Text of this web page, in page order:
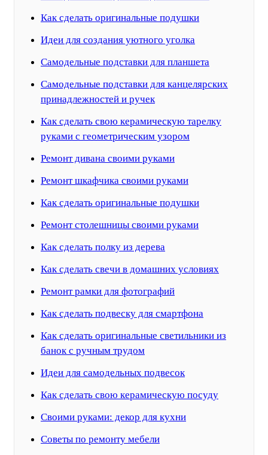
Как сделать оригинальные подушки
Идеи для создания уютного уголка
Самодельные подставки для планшета
Самодельные подставки для канцелярских
принадлежностей и ручек
Как сделать свою керамическую тарелку
руками с геометрическим узором
Ремонт дивана своими руками
Ремонт шкафчика своими руками
Как сделать оригинальные подушки
Ремонт столешницы своими руками
Как сделать полку из дерева
Как сделать свечи в домашних условиях
Ремонт рамки для фотографий
Как сделать подвеску для смартфона
Как сделать оригинальные светильники из
банок с ручным трудом
Идеи для самодельных подвесок
Как сделать свою керамическую посуду
Своими руками: декор для кухни
Советы по ремонту мебели